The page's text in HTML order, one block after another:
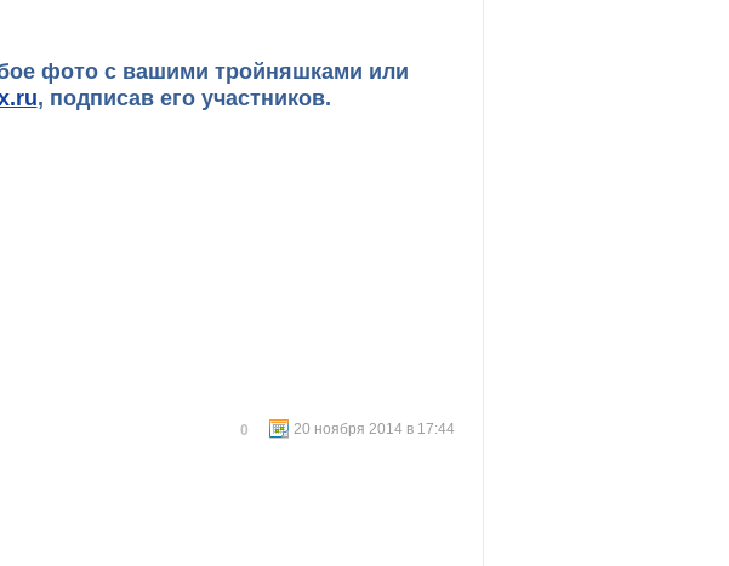
фото с вашими тройняшками или
, подписав его участников.
20 ноября 2014 в 17:44
0